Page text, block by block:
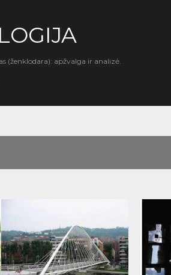
(ženklodara): apžvalga ir analizė.